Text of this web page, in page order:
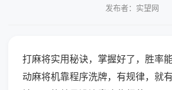
发布者：实望网
打麻将实用秘诀，掌握好了，胜率
动麻将机靠程序洗牌，有规律，就